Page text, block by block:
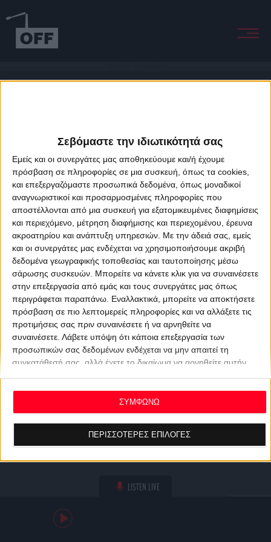
Σεβόμαστε την ιδιωτικότητά σας
Εμείς και οι συνεργάτες μας αποθηκεύουμε και/ή έχουμε
πρόσβαση σε πληροφορίες σε μια συσκευή, όπως τα cookies,
και επεξεργαζόμαστε προσωπικά δεδομένα, όπως μοναδικοί
αναγνωριστικοί και προσαρμοσμένες πληροφορίες που
αποστέλλονται από μια συσκευή για εξατομικευμένες διαφημίσεις
και περιεχόμενο, μέτρηση διαφήμισης και περιεχομένου, έρευνα
ακροατηρίου και ανάπτυξη υπηρεσιών. Με την άδειά σας, εμείς
και οι συνεργάτες μας ενδέχεται να χρησιμοποιήσουμε ακριβή
δεδομένα γεωγραφικής τοποθεσίας και ταυτοποίησης μέσω
σάρωσης συσκευών. Μπορείτε να κάνετε κλικ για να συναινέσετε
στην επεξεργασία από εμάς και τους συνεργάτες μας όπως
περιγράφεται παραπάνω. Εναλλακτικά, μπορείτε να αποκτήσετε
πρόσβαση σε πιο λεπτομερείς πληροφορίες και να αλλάξετε τις
προτιμήσεις σας πριν συναινέσετε ή να αρνηθείτε να
συναινέσετε. Λάβετε υπόψη ότι κάποια επεξεργασία των
προσωπικών σας δεδομένων ενδέχεται να μην απαιτεί τη
συγκατάθεσή σας, αλλά έχετε το δικαίωμα να αρνηθείτε αυτήν
ανακαλέσετε τη συγκατάθεσή σας ανά πάσα στιγμή
επιστρέφοντας σε αυτόν τον ιστότοπο και κάνοντας κλικ στο
κουμπί "Απορρήτου" στο κάτω μέρος της ιστοσελίδας.
ΠΕΡΙΣΣΟΤΕΡΕΣ ΕΠΙΛΟΓΕΣ
ΣΥΜΦΩΝΩ
LISTEN LIVE
About Offradio Business Class Terms & Conditions
Privacy Policy
Designed & developed byporcupine colors&Fotis Alexandrou